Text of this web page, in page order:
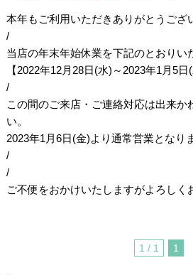
本年もご利用いただきありがとうござ
/
当店の年末年始休業を下記のとおりい
【2022年12月28日(水)～2023年1月5日(
/
この間のご来店・ご連絡対応は出来か
い。
2023年1月6日(金)より通常営業となり
/
/
ご不便をおかけいたしますがよろしく
1 / 1 1